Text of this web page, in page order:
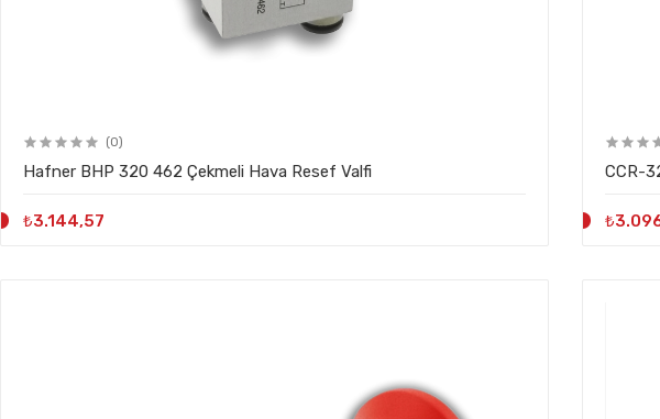
(0)
Hafner BHP 320 462 Çekmeli Hava Resef Valfi
₺3.144,57
CCR-